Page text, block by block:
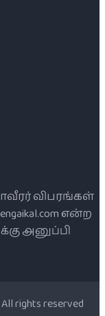
விபரங்கள்
என்ற
அனுப்பி
rights reserved